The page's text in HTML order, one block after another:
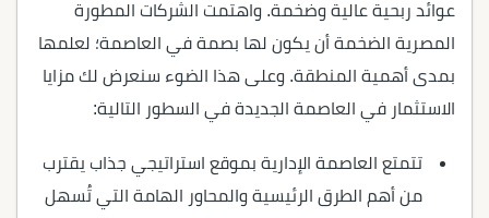
عوائد ربحية عالية وضخمة. واهتمت الشركات المطورة
المصرية الضخمة أن يكون لها بصمة في العاصمة؛ لعلمها
بمدى أهمية المنطقة. وعلى هذا الضوء سنعرض لك مزايا
الاستثمار في العاصمة الجديدة في السطور التالية:
تتمتع العاصمة الإدارية بموقع استراتيجي جذاب يقترب
من أهم الطرق الرئيسية والمحاور الهامة التي تُسهل